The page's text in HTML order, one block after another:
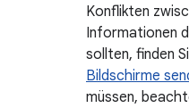
Konflikten
Informationen
sollten, finden
Bildschirme
müssen,